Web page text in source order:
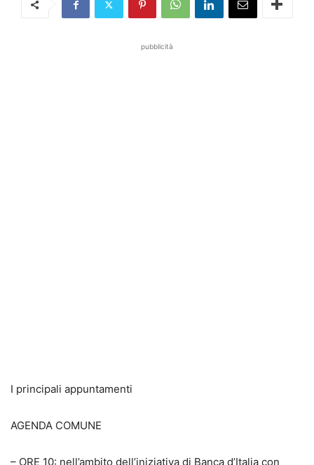
pubblicità
I principali appuntamenti
AGENDA COMUNE
– ORE 10: nell’ambito dell’iniziativa di Banca d’Italia con